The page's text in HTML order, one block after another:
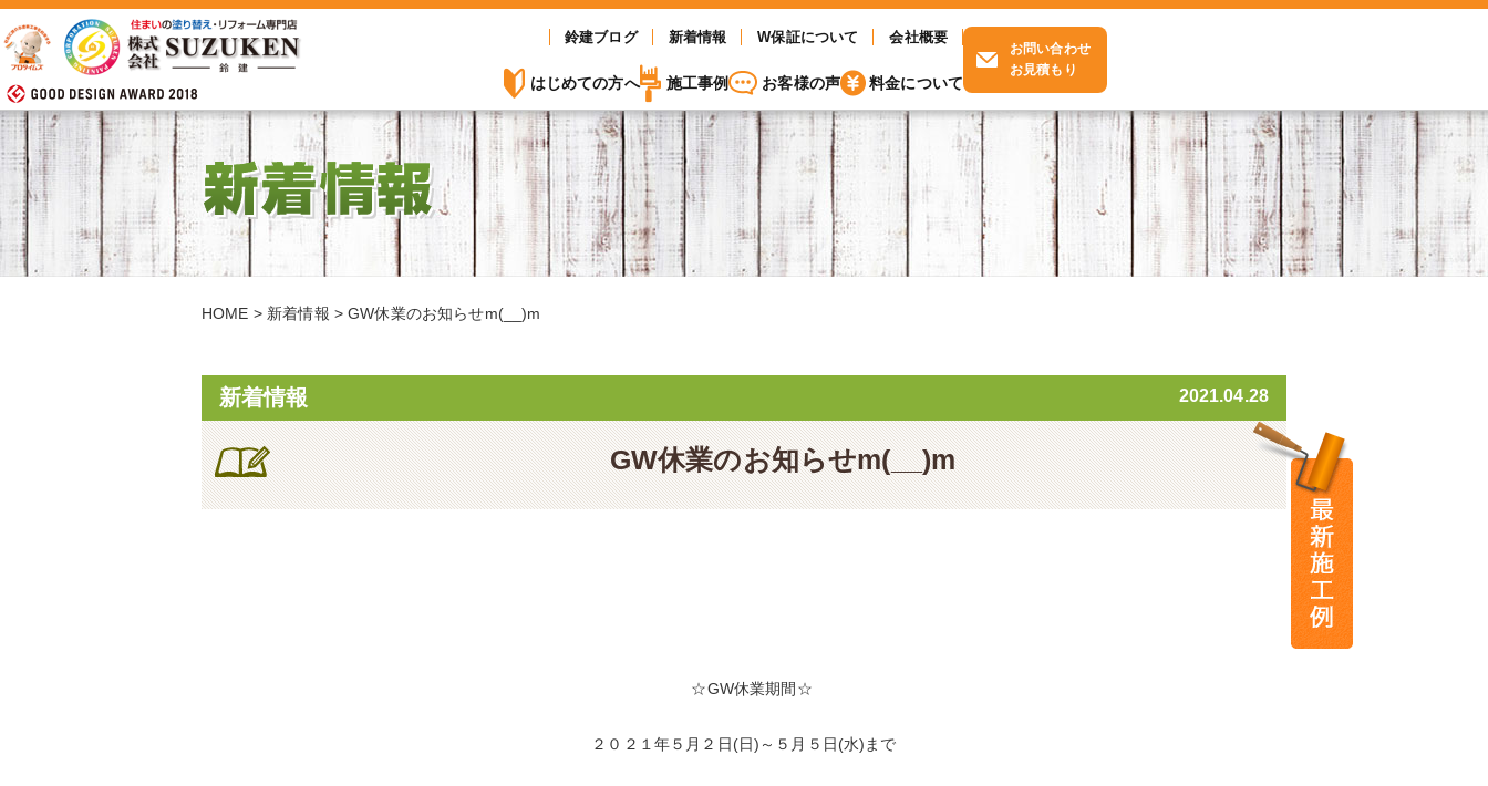
鈴建ブログ 新着情報 W保証について 会社概要
はじめての方へ 施工事例 お客様の声 料金について
お問い合わせ
お見積もり
HOME > 新着情報 > GW休業のお知らせm(__)m
新着情報 2021.04.28
GW休業のお知らせm(__)m
☆GW休業期間☆
２０２１年５月２日(日)～５月５日(水)まで